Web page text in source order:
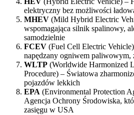
elektryczny bez możliwości
MHEV (Mild Hybrid Electric
wspomagająca silnik spalinowy,
samodzielnie
FCEV (Fuel Cell Electric
napędzany ogniwem
WLTP (Worldwide Harmonized
Procedure) – Światowa
pojazdów lekkich
EPA (Environmental Protection
Agencja Ochrony Środowiska,
zasięgu w USA